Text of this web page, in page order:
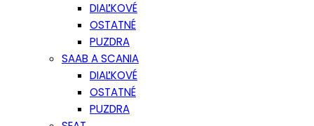
DIAĽKOVÉ
OSTATNÉ
PUZDRA
SAAB A SCANIA
DIAĽKOVÉ
OSTATNÉ
PUZDRA